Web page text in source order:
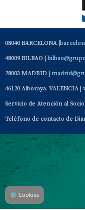
08040 BARCELONA |
48009 BILBAO |
28003 MADRID |
46120 Alboraya. VALENCIA |
Servicio de Atención al
Teléfono de contacto de
Contacto Aviso Legal
⚙ Cookies